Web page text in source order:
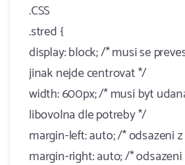
.CSS
.stred {
display: block; /* musi se
jinak nejde centrovat */
width: 600px; /* musi byt
libovolna dle potreby */
margin-left: auto; /* odsazeni
margin-right: auto; /*